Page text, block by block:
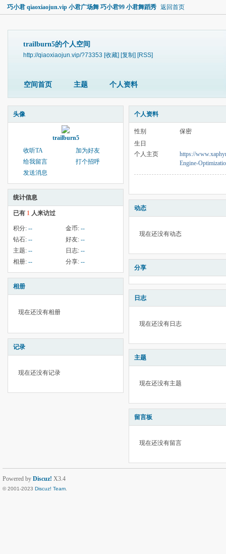
巧小君 qiaoxiaojun.vip 小君广场舞 巧小君99 小君舞蹈秀 返回首页
trailburn5的个人空间
http://qiaoxiaojun.vip/?73353 [收藏] [复制] [RSS]
空间首页 主题 个人资料
头像
trailburn5
收听TA
加为好友
给我留言
打个招呼
发送消息
统计信息
已有 1 人来访过
积分: -- 金币: --
钻石: -- 好友: --
主题: -- 日志: --
相册: -- 分享: --
相册
现在还没有相册
记录
现在还没有记录
个人资料
性别
保密
生日
个人主页
https://
Engine-
动态
现在还没有动态
分享
日志
现在还没有日志
主题
现在还没有主题
留言板
现在还没有留言
Powered by Discuz! X3.4
© 2001-2023 Discuz! Team